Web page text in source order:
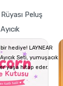
Peluş
hediye! LAYNEAR
Seti, yumuşacık
yaşa hitap eder.